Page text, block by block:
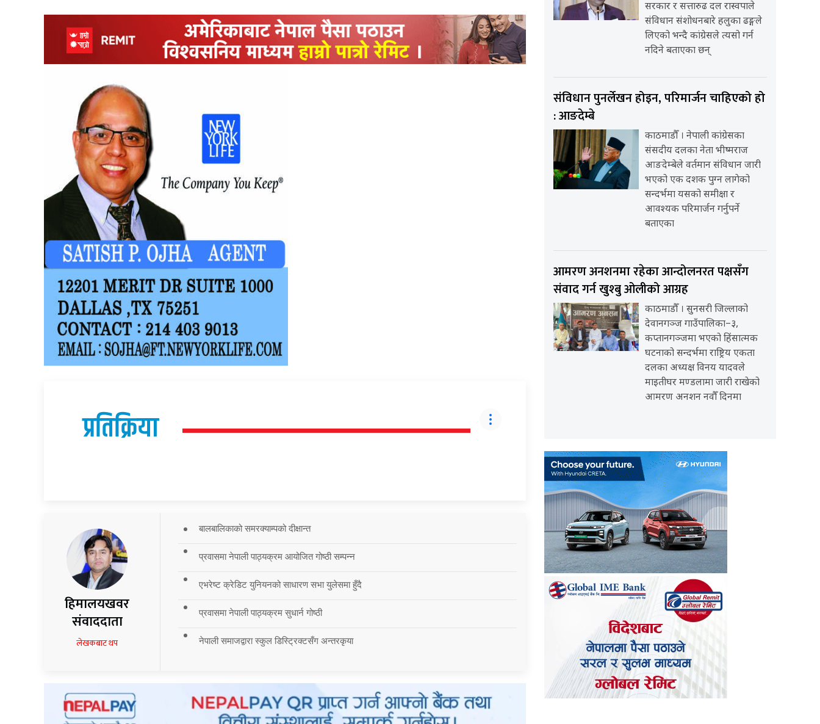
प्रतिक्रिया
हिमालयखवर
संवाददाता
लेखकबाट थप
बालबालिकाको समरक्याम्पको दीक्षान्त
प्रवासमा नेपाली पाठ्यक्रम आयोजित गोष्ठी सम्पन्न
एभरेष्ट क्रेडिट युनियनको साधारण सभा युलेसमा हुँदै
प्रवासमा नेपाली पाठ्यक्रम सुधार्न गोष्ठी
नेपाली समाजद्वारा स्कुल डिस्ट्रिक्टसँग अन्तरकृया
सरकार र सत्तारुढ दल रास्वपाले
संविधान संशोधनबारे हलुका ढङ्गले
लिएको भन्दै कांग्रेसले त्यसो गर्न
नदिने बताएका छन्
संविधान पुनर्लेखन होइन, परिमार्जन चाहिएको हो
: आङदेम्बे
काठमाडौँ । नेपाली कांग्रेसका
संसदीय दलका नेता भीष्मराज
आङदेम्बेले वर्तमान संविधान जारी
भएको एक दशक पुग्न लागेको
सन्दर्भमा यसको समीक्षा र
आवश्यक परिमार्जन गर्नुपर्ने
बताएका
आमरण अनशनमा रहेका आन्दोलनरत पक्षसँग
संवाद गर्न खुश्बु ओलीको आग्रह
काठमाडौँ । सुनसरी जिल्लाको
देवानगञ्ज गाउँपालिका–३,
कप्तानगञ्जमा भएको हिंसात्मक
घटनाको सन्दर्भमा राष्ट्रिय एकता
दलका अध्यक्ष विनय यादवले
माइतीघर मण्डलामा जारी राखेको
आमरण अनशन नवौँ दिनमा